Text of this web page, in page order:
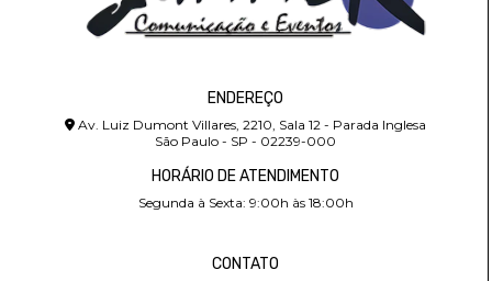
ENDEREÇO
Av. Luiz Dumont Villares, 2210, Sala 12 - Parada Inglesa
São Paulo - SP - 02239-000
HORÁRIO DE ATENDIMENTO
Segunda à Sexta: 9:00h às 18:00h
CONTATO